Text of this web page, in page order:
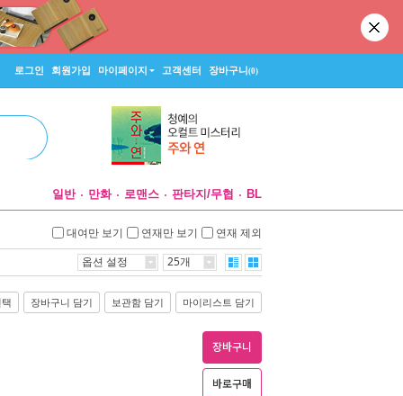
로그인 회원가입 마이페이지 고객센터 장바구니(0)
일반 만화 로맨스 판타지/무협 BL
대여만 보기 연재만 보기 연재 제외
옵션 설정 25개
장바구니 담기 보관함 담기 마이리스트 담기
장바구니
바로구매